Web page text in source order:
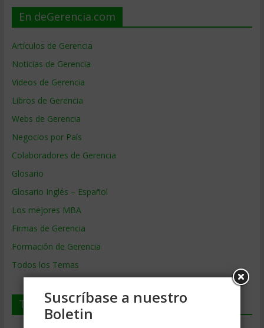
En deGerencia.com
Artículos de Gerencia
Noticias de Gerencia
Videos de Gerencia
Libros de Gerencia
Webs de Gerencia
Negocios por País
Colaboradores de Gerencia
Glosario
Glosario Inglés – Español
Los mejores MBA
Firmas de Gerencia
Formación de Gerencia
Todos los Temas
Temas de Gerencia
Suscríbase a nuestro
Boletin